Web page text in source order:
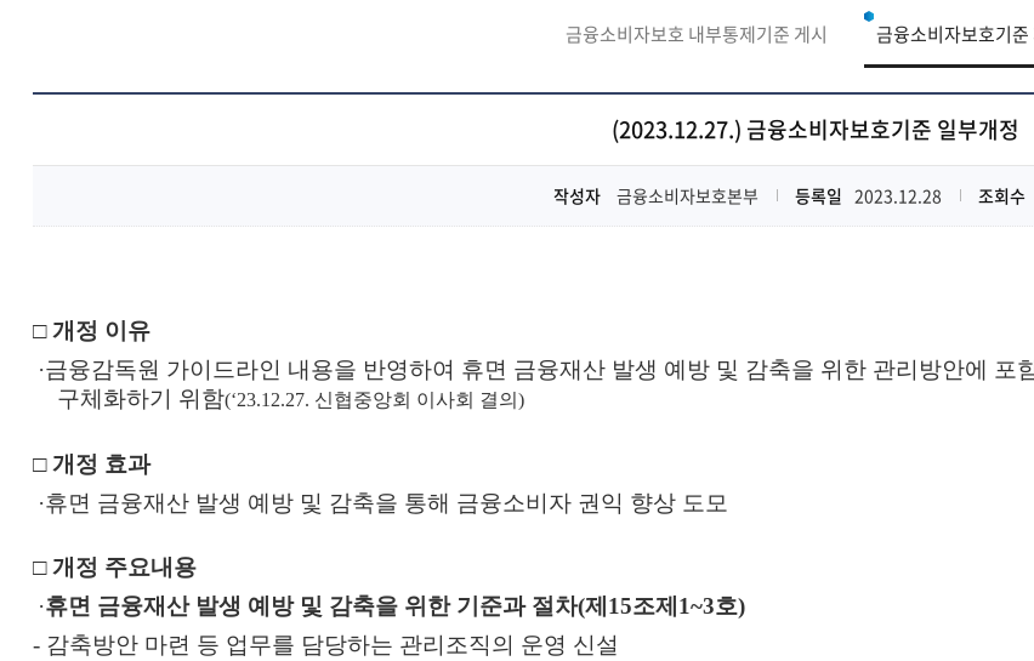
금융소비자보호 내부통제기준 게시 금융소비자보호기준
(2023.12.27.) 금융소비자보호기준 일부개정
작성자 금융소비자보호본부 등록일 2023.12.28 조회수
□개정 이유
·금융감독원 가이드라인 내용을 반영하여 휴면 금융재산 발생 예방 및 감축을 위한 관리방안에 포
구체화하기 위함(‘23.12.27. 신협중앙회 이사회 결의 )
□개정 효과
·휴면 금융재산 발생 예방 및 감축을 통해 금융소비자 권익 향상 도모
□개정 주요내용
·휴면 금융재산 발생 예방 및 감축을 위한 기준과 절차(제 15조제 1~3호)
- 감축방안 마련 등 업무를 담당하는 관리조직의 운영 신설